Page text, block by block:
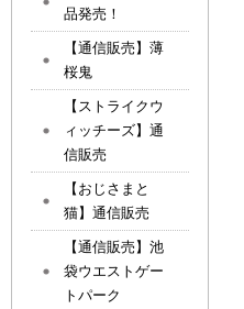
品発売！
【通信販売】薄
桜鬼
【ストライクウ
ィッチーズ】通
信販売
【おじさまと
猫】通信販売
【通信販売】池
袋ウエストゲー
トパーク